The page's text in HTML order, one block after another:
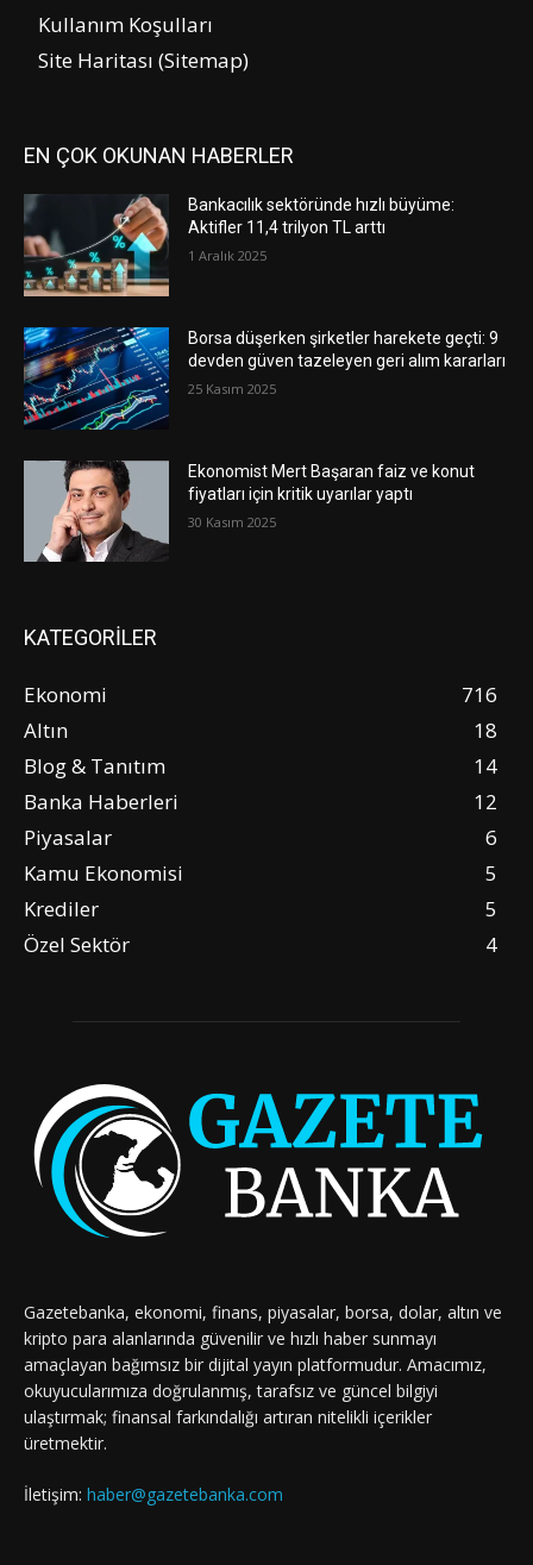
Kullanım Koşulları
Site Haritası (Sitemap)
EN ÇOK OKUNAN HABERLER
Bankacılık sektöründe hızlı büyüme:
Aktifler 11,4 trilyon TL arttı
1 Aralık 2025
Borsa düşerken şirketler harekete geçti: 9
devden güven tazeleyen geri alım kararları
25 Kasım 2025
Ekonomist Mert Başaran faiz ve konut
fiyatları için kritik uyarılar yaptı
30 Kasım 2025
KATEGORİLER
Ekonomi
716
Altın
18
Blog & Tanıtım
14
Banka Haberleri
12
Piyasalar
6
Kamu Ekonomisi
5
Krediler
5
Özel Sektör
4
Gazetebanka, ekonomi, finans, piyasalar, borsa, dolar, altın ve
kripto para alanlarında güvenilir ve hızlı haber sunmayı
amaçlayan bağımsız bir dijital yayın platformudur. Amacımız,
okuyucularımıza doğrulanmış, tarafsız ve güncel bilgiyi
ulaştırmak; finansal farkındalığı artıran nitelikli içerikler
üretmektir.
İletişim: haber@gazetebanka.com